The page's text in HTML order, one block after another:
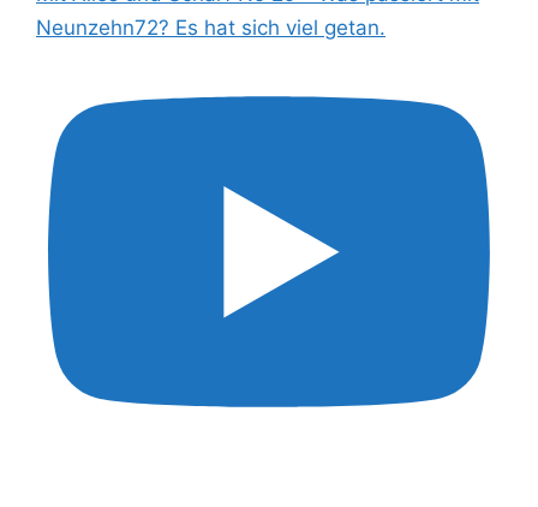
Neunzehn72? Es hat sich viel getan.